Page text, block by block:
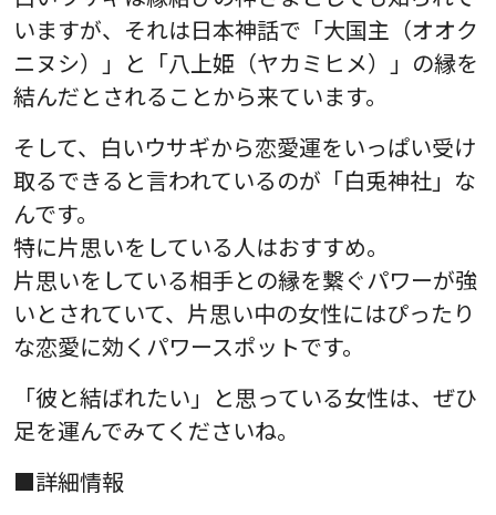
いますが、それは日本神話で「大国主（オオク
ニヌシ）」と「八上姫（ヤカミヒメ）」の縁を
結んだとされることから来ています。
そして、白いウサギから恋愛運をいっぱい受け
取るできると言われているのが「白兎神社」な
んです。
特に片思いをしている人はおすすめ。
片思いをしている相手との縁を繋ぐパワーが強
いとされていて、片思い中の女性にはぴったり
な恋愛に効くパワースポットです。
「彼と結ばれたい」と思っている女性は、ぜひ
足を運んでみてくださいね。
■詳細情報